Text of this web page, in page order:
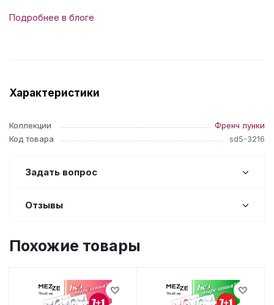
Подробнее в блоге
Характеристики
Коллекции
Френч лунки
Код товара
sd5-3216
Задать вопрос
Отзывы
Похожие товары